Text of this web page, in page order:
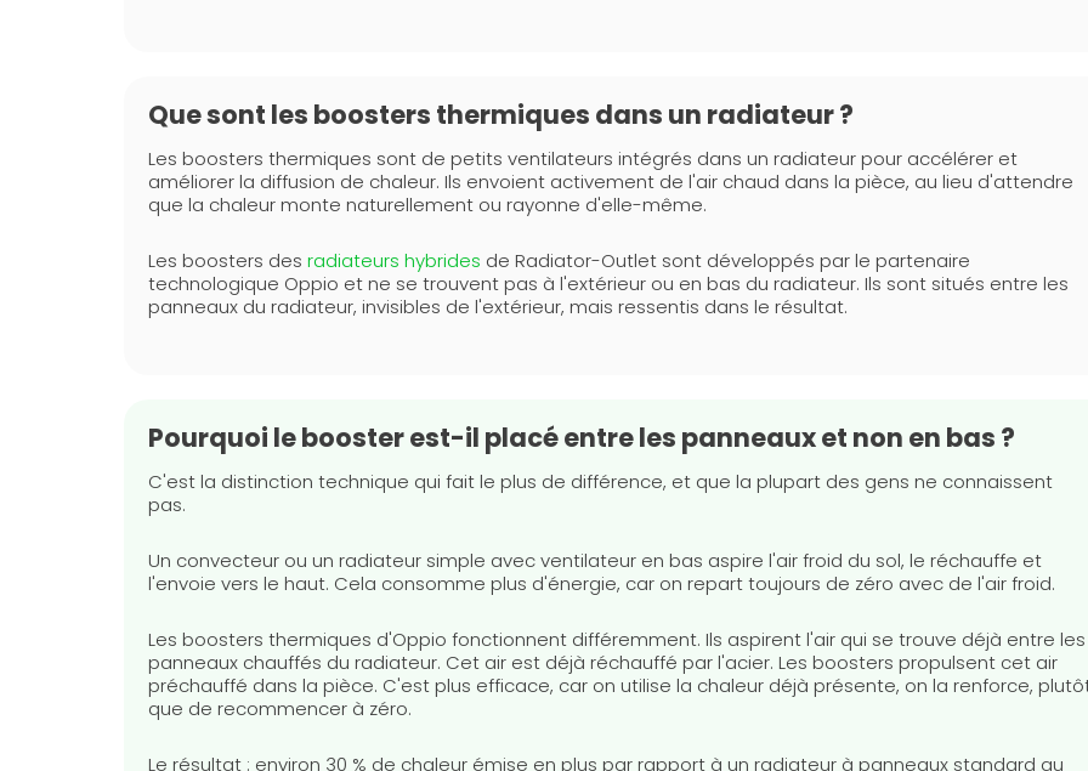
Que sont les boosters thermiques dans un radiateur ?
Les boosters thermiques sont de petits ventilateurs intégrés dans un radiateur pour accélérer et
améliorer la diffusion de chaleur. Ils envoient activement de l'air chaud dans la pièce, au lieu d'attendre
que la chaleur monte naturellement ou rayonne d'elle-même.
Les boosters des radiateurs hybrides de Radiator-Outlet sont développés par le partenaire
technologique Oppio et ne se trouvent pas à l'extérieur ou en bas du radiateur. Ils sont situés entre les
panneaux du radiateur, invisibles de l'extérieur, mais ressentis dans le résultat.
Pourquoi le booster est-il placé entre les panneaux et non en bas ?
C'est la distinction technique qui fait le plus de différence, et que la plupart des gens ne connaissent
pas.
Un convecteur ou un radiateur simple avec ventilateur en bas aspire l'air froid du sol, le réchauffe et
l'envoie vers le haut. Cela consomme plus d'énergie, car on repart toujours de zéro avec de l'air froid.
Les boosters thermiques d'Oppio fonctionnent différemment. Ils aspirent l'air qui se trouve déjà entre les
panneaux chauffés du radiateur. Cet air est déjà réchauffé par l'acier. Les boosters propulsent cet air
préchauffé dans la pièce. C'est plus efficace, car on utilise la chaleur déjà présente, on la renforce,
que de recommencer à zéro.
Le résultat : environ 30 % de chaleur émise en plus par rapport à un radiateur à panneaux standard au